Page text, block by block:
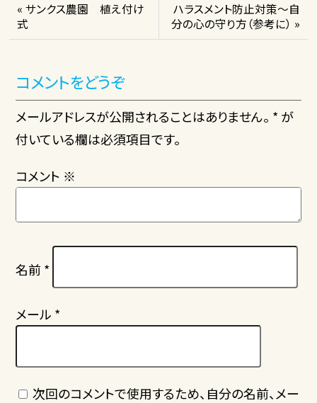
« サンクス農園 植え付け
式
ハラスメント防止対策～自
分の心の守り方（参考に） »
コメントをどうぞ
メールアドレスが公開されることはありません。 * が
付いている欄は必須項目です。
コメント ※
名前 *
メール *
次回のコメントで使用するため、自分の名前、メー